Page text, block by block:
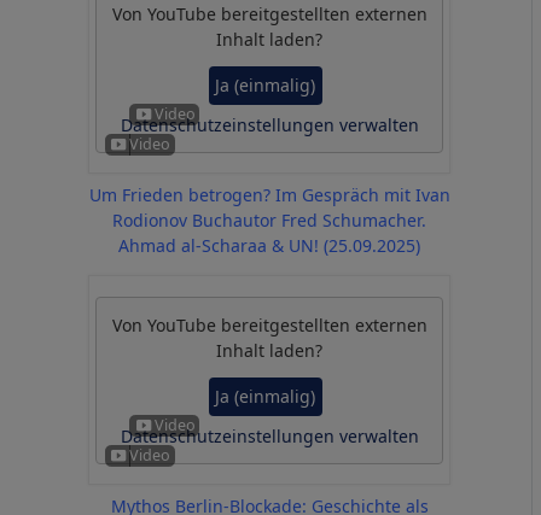
Von YouTube bereitgestellten externen
Inhalt laden?
Ja (einmalig)
Datenschutzeinstellungen verwalten
Um Frieden betrogen? Im Gespräch mit Ivan
Rodionov Buchautor Fred Schumacher.
Ahmad al-Scharaa & UN! (25.09.2025)
Von YouTube bereitgestellten externen
Inhalt laden?
Ja (einmalig)
Datenschutzeinstellungen verwalten
Mythos Berlin-Blockade: Geschichte als